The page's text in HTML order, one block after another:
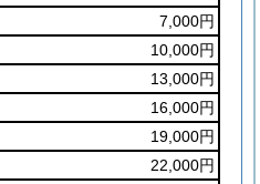
7,000円
10,000円
13,000円
16,000円
19,000円
22,000円